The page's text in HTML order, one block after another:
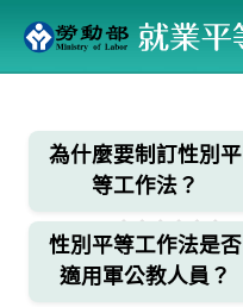
主
為什麼要制訂性別平
等工作法？
性別平等工作法是否
適用軍公教人員？